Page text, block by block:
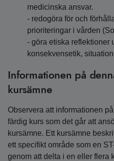
medicinska ansvar.
- redogöra för och
prioriteringar i vården
- göra etiska reflektioner
konsekvensetik,
Informationen på
kursämne
Observera att informationen
färdig kurs som det går att
kursämne. Ett kursämne
ett specifikt område som en
genom att delta i en eller flera